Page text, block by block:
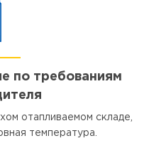
по требованиям
отапливаемом складе,
температура.